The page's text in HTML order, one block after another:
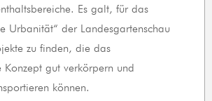
Es galt, für das
Urbanität“ der Landesgartenschau
zu finden, die das
Konzept gut verkörpern und
können.